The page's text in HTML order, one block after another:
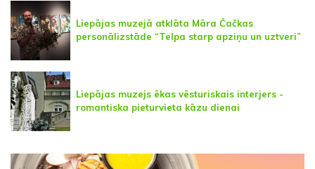
Liepājas muzejā atklāta Māra Čačkas
personālizstāde “Telpa starp apziņu un uztveri”
Liepājas muzejs ēkas vēsturiskais interjers -
romantiska pieturvieta kāzu dienai